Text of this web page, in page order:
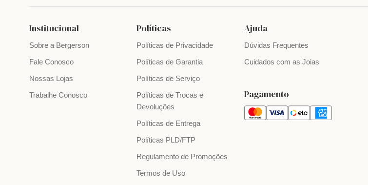
Institucional
Sobre a Bergerson
Fale Conosco
Nossas Lojas
Trabalhe Conosco
Políticas
Políticas de Privacidade
Políticas de Garantia
Políticas de Serviço
Políticas de Trocas e
Devoluções
Políticas de Entrega
Políticas PLD/FTP
Regulamento de Promoções
Termos de Uso
Ajuda
Dúvidas Frequentes
Cuidados com as Joias
Pagamento